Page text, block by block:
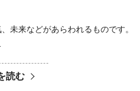
未来などがあらわれるものです。
読む